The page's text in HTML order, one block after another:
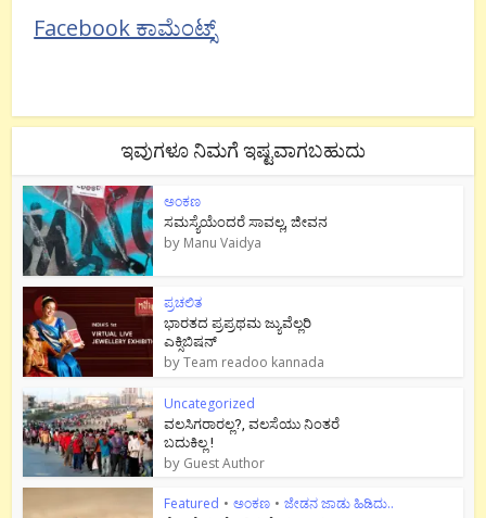
Facebook ಕಾಮೆಂಟ್ಸ್
ಇವುಗಳೂ ನಿಮಗೆ ಇಷ್ಟವಾಗಬಹುದು
ಅಂಕಣ
ಸಮಸ್ಯೆಯೆಂದರೆ ಸಾವಲ್ಲ, ಜೀವನ
by Manu Vaidya
ಪ್ರಚಲಿತ
ಭಾರತದ ಪ್ರಪ್ರಥಮ ಜ್ಯುವೆಲ್ಲರಿ
ಎಕ್ಸಿಬಿಷನ್
byTeam readoo kannada
Uncategorized
ವಲಸಿಗರಾರಲ್ಲ?, ವಲಸೆಯು ನಿಂತರೆ
ಬದುಕಿಲ್ಲ !
by Guest Author
Featured • ಅಂಕಣ • ಜೇಡನ ಜಾಡು ಹಿಡಿದು..